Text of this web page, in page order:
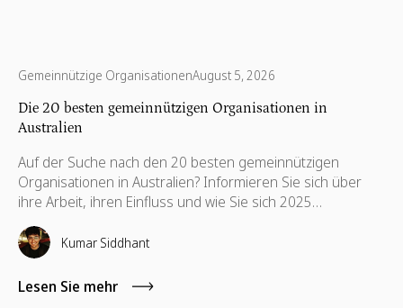
Gemeinnützige OrganisationenAugust 5, 2026
Die 20 besten gemeinnützigen Organisationen in
Australien
Auf der Suche nach den 20 besten gemeinnützigen
Organisationen in Australien? Informieren Sie sich über
ihre Arbeit, ihren Einfluss und wie Sie sich 2025
engagieren können.
Kumar Siddhant
Lesen Sie mehr